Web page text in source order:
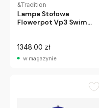
&Tradition
Lampa Stołowa
Flowerpot Vp3 Swim
1348.00 zł
w magazynie